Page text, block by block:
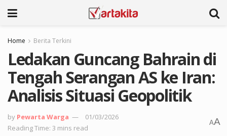
Home Berita Terkini
Ledakan Guncang Bahrain di
Tengah Serangan AS ke Iran:
Analisis Situasi Geopolitik
by Pewarta Warga
01/03/2026
Reading Time: 3 mins read
AA